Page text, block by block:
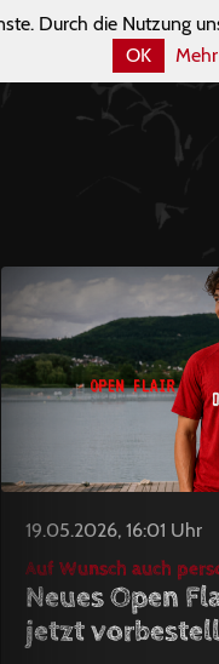
Durch die Nutzung
OK
19.05.2026, 16:01 Uhr
Auf Wunsch auch
Neues Open
jetzt